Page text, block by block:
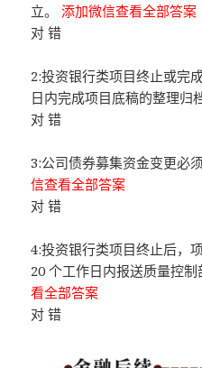
立。添加微信查看全部答案
对 错
2:投资银行类项目终止或完
日内完成项目底稿的整理归
对 错
3:公司债券募集资金变更必
信查看全部答案
对 错
4:投资银行类项目终止后，
20 个工作日内报送质量控
看全部答案
对 错